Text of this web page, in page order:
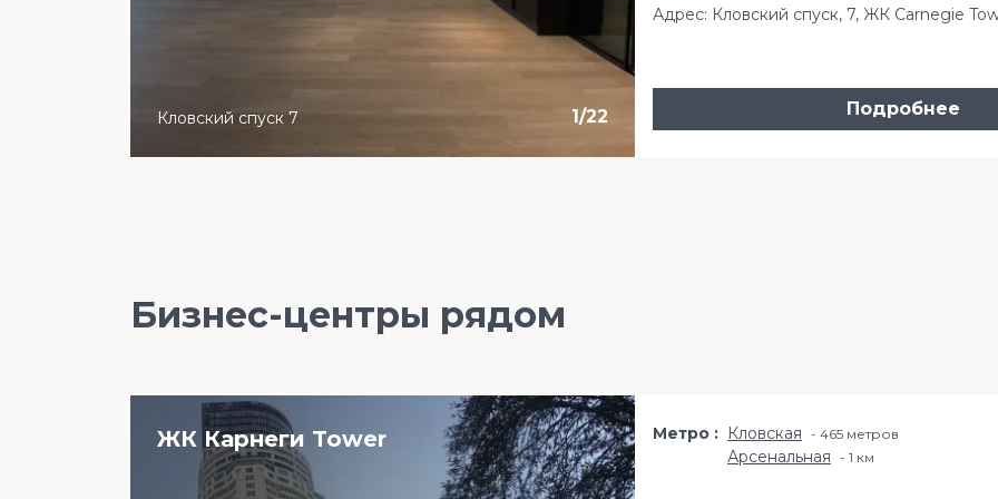
1/22
Кловский спуск 7
Адрес: Кловский спуск, 7, ЖК Carnegie
Подробнее
Бизнес-центры рядом
ЖК Карнеги Tower Метро Кловская 465 метров
Арсенальная 1 км